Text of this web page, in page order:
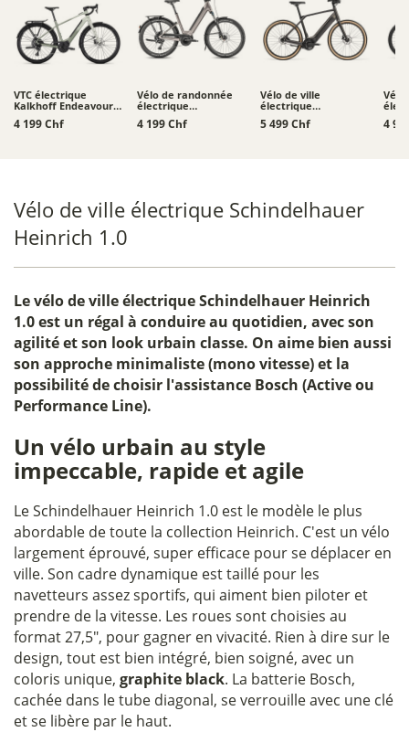
VTC électrique
Kalkhoff Endeavour L
Touring
4 199 Chf
Vélo de randonnée
électrique
Moustache Xroad 4 -
800 Wh
4 199 Chf
Vélo de ville
électrique
Schindelhauer
Heinrich XIV
5 499 Chf
Vélo
4
Vélo de ville électrique Schindelhauer
Heinrich 1.0
Levélo de ville électrique Schindelhauer Heinrich
1.0est un régal à conduire au quotidien, avec son
agilité et son look urbain classe. On aime bien aussi
son approche minimaliste (mono vitesse) et la
possibilité de choisir l'assistance Bosch (Active ou
Performance Line).
Un vélo urbain au style
impeccable, rapide et agile
Le Schindelhauer Heinrich 1.0 est le modèle le plus
abordable de toute la collection Heinrich. C'est un vélo
largement éprouvé, super efficace pour se déplacer en
ville. Son cadre dynamique est taillé pour les
navetteurs assez sportifs, qui aiment bien piloter et
prendre de la vitesse. Les roues sont choisies au
format 27,5", pour gagner en vivacité. Rien à dire sur le
design, tout est bien intégré, bien soigné, avec un
coloris unique, graphite black. La batterie Bosch,
cachée dans le tube diagonal, se verrouille avec une clé
et se libère par le haut.